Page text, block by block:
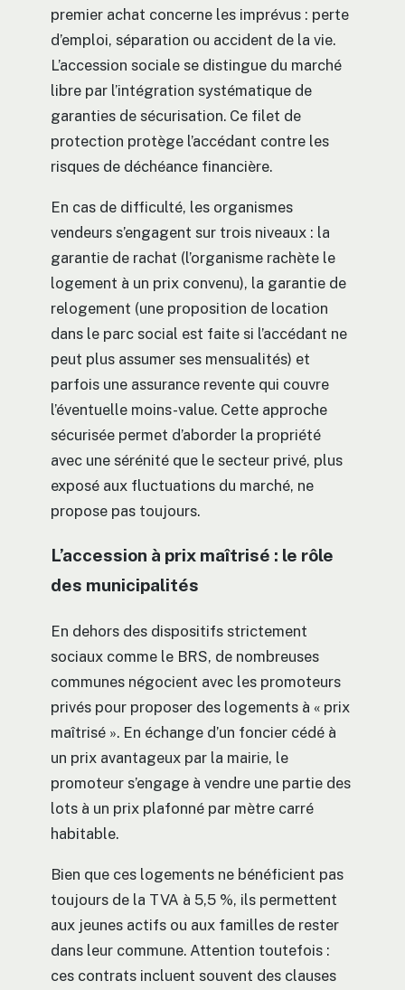
premier achat concerne les imprévus : perte
d’emploi, séparation ou accident de la vie.
L’accession sociale se distingue du marché
libre par l’intégration systématique de
garanties de sécurisation. Ce filet de
protection protège l’accédant contre les
risques de déchéance financière.
En cas de difficulté, les organismes
vendeurs s’engagent sur trois niveaux : la
garantie de rachat (l’organisme rachète le
logement à un prix convenu), la garantie de
relogement (une proposition de location
dans le parc social est faite si l’accédant ne
peut plus assumer ses mensualités) et
parfois une assurance revente qui couvre
l’éventuelle moins-value. Cette approche
sécurisée permet d’aborder la propriété
avec une sérénité que le secteur privé, plus
exposé aux fluctuations du marché, ne
propose pas toujours.
L’accession à prix maîtrisé : le rôle
des municipalités
En dehors des dispositifs strictement
sociaux comme le BRS, de nombreuses
communes négocient avec les promoteurs
privés pour proposer des logements à « prix
maîtrisé ». En échange d’un foncier cédé à
un prix avantageux par la mairie, le
promoteur s’engage à vendre une partie des
lots à un prix plafonné par mètre carré
habitable.
Bien que ces logements ne bénéficient pas
toujours de la TVA à 5,5 %, ils permettent
aux jeunes actifs ou aux familles de rester
dans leur commune. Attention toutefois :
ces contrats incluent souvent des clauses